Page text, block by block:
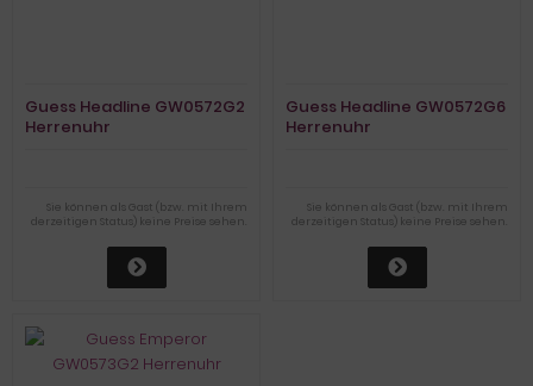
Guess Headline GW0572G2
Herrenuhr
Sie können als Gast (bzw. mit Ihrem
derzeitigen Status) keine Preise sehen.
Guess Headline GW0572G6
Herrenuhr
Sie können als Gast (bzw. mit Ihrem
derzeitigen Status) keine Preise sehen.